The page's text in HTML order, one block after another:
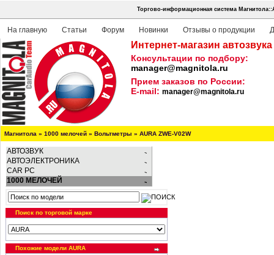
Торгово-информационная система
На главную Статьи Форум Новинки Отзывы о продукции
Интернет-магазин
Консультации по подбору:
manager@magnitola.ru
Прием заказов по России:
E-mail: manager@magnitola.ru
Магнитола » 1000 мелочей » Вольтметры » AURA ZWE-V02W
АВТОЗВУК
АВТОЭЛЕКТРОНИКА
CAR PC
1000 МЕЛОЧЕЙ
Поиск по торговой марке
Похожие модели AURA